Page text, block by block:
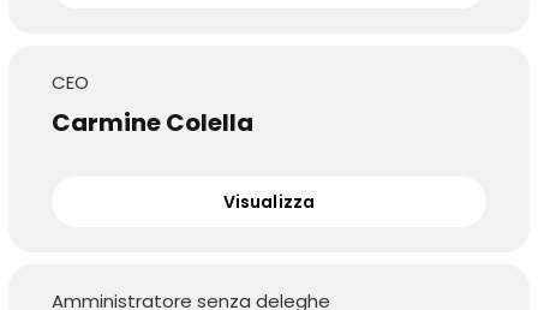
CEO
Carmine Colella
Visualizza
Amministratore senza deleghe